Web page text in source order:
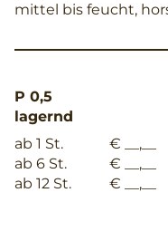
mittel bis feucht,
P 0,5
lagernd
ab 1 St.
€ __,__
ab 6 St.
€ __,__
ab 12 St.
€ __,__